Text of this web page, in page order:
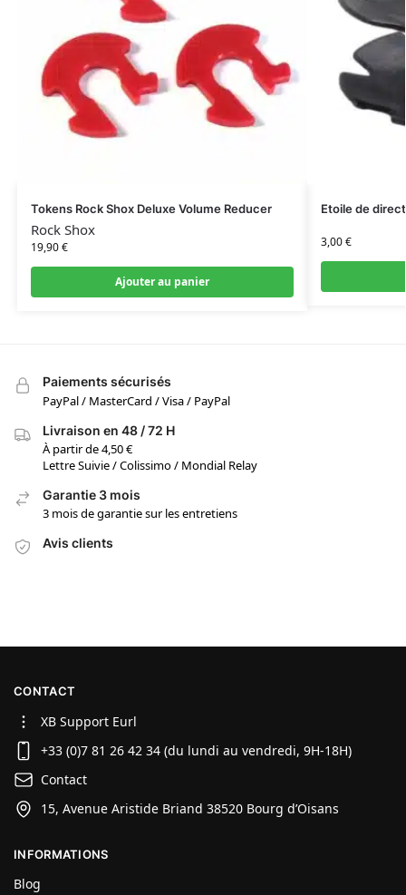
Tokens Rock Shox Deluxe Volume Reducer
Rock Shox
19,90€
Ajouter au panier
Etoile de
3,00€
Paiements sécurisés
PayPal / MasterCard / Visa / PayPal
Livraison en 48 / 72 H
À partir de 4,50 €
Lettre Suivie / Colissimo / Mondial Relay
Garantie 3 mois
3 mois de garantie sur les entretiens
Avis clients
CONTACT
XB Support Eurl
+33 (0)7 81 26 42 34 (du lundi au vendredi, 9H-18H)
Contact
15, Avenue Aristide Briand 38520 Bourg d’Oisans
INFORMATIONS
Blog